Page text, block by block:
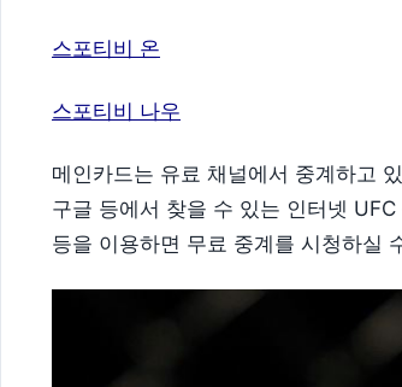
스포티비 온
스포티비 나우
메인카드는 유료 채널에서 중계하고
구글 등에서 찾을 수 있는 인터넷
등을 이용하면 무료 중계를 시청하실